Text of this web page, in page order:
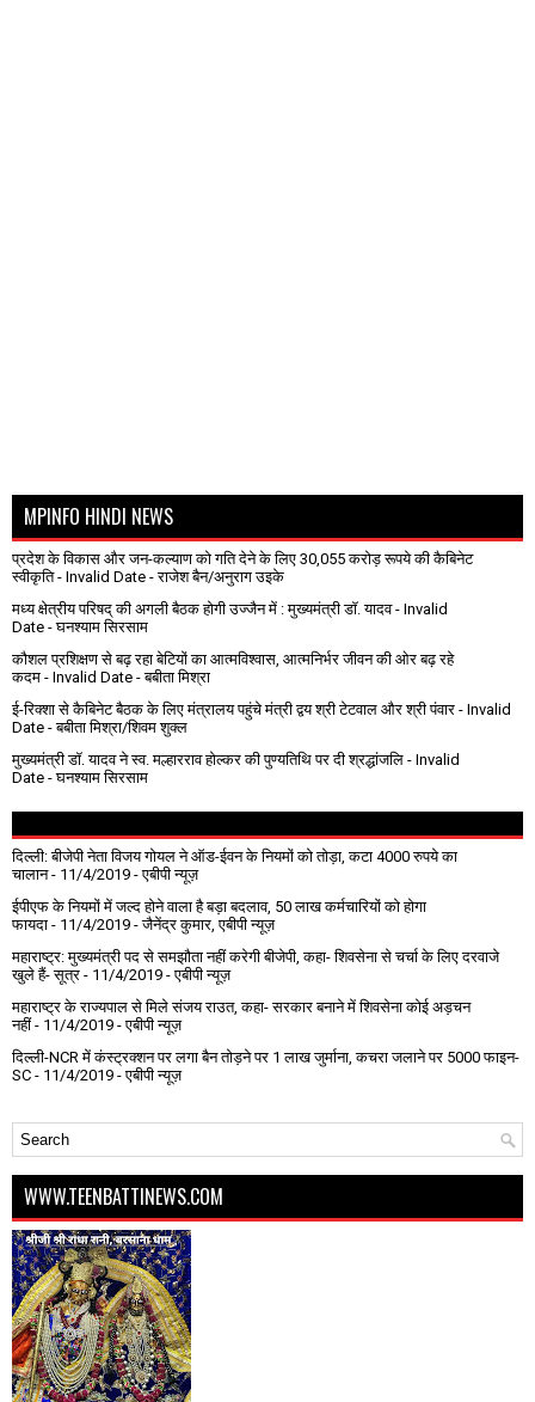
MPINFO HINDI NEWS
प्रदेश के विकास और जन-कल्याण को गति देने के लिए 30,055 करोड़ रूपये की कैबिनेट
स्वीकृति- Invalid Date - राजेश बैन/अनुराग उइके
मध्य क्षेत्रीय परिषद् की अगली बैठक होगी उज्जैन में : मुख्यमंत्री डॉ. यादव- Invalid
Date - घनश्याम सिरसाम
कौशल प्रशिक्षण से बढ़ रहा बेटियों का आत्मविश्वास, आत्मनिर्भर जीवन की ओर बढ़ रहे
कदम - Invalid Date - बबीता मिश्रा
ई-रिक्शा से कैबिनेट बैठक के लिए मंत्रालय पहुंचे मंत्री द्वय श्री टेटवाल और श्री पंवार - Invalid
Date - बबीता मिश्रा/शिवम शुक्ल
मुख्यमंत्री डॉ. यादव ने स्व. मल्हारराव होल्कर की पुण्यतिथि पर दी श्रद्धांजलि - Invalid
Date - घनश्याम सिरसाम
दिल्ली: बीजेपी नेता विजय गोयल ने ऑड-ईवन के नियमों को तोड़ा, कटा 4000 रुपये का
चालान- 11/4/2019 - एबीपी न्यूज़
ईपीएफ के नियमों में जल्द होने वाला है बड़ा बदलाव, 50 लाख कर्मचारियों को होगा
फायदा - 11/4/2019 - जैनेंद्र कुमार, एबीपी न्यूज़
महाराष्ट्र: मुख्यमंत्री पद से समझौता नहीं करेगी बीजेपी, कहा- शिवसेना से चर्चा के लिए दरवाजे
खुले हैं- सूत्र - 11/4/2019 - एबीपी न्यूज़
महाराष्ट्र के राज्यपाल से मिले संजय राउत, कहा- सरकार बनाने में शिवसेना कोई अड़चन
नहीं- 11/4/2019 - एबीपी न्यूज़
दिल्ली-NCR में कंस्ट्रक्शन पर लगा बैन तोड़ने पर 1 लाख जुर्माना, कचरा जलाने पर ₹5000 फाइन-
SC - 11/4/2019 - एबीपी न्यूज़
WWW.TEENBATTINEWS.COM